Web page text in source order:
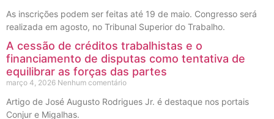
As inscrições podem ser feitas até 19 de maio. Congresso será
realizada em agosto, no Tribunal Superior do Trabalho.
A cessão de créditos trabalhistas e o
financiamento de disputas como tentativa de
equilibrar as forças das partes
março 4, 2026 Nenhum comentário
Artigo de José Augusto Rodrigues Jr. é destaque nos portais
Conjur e Migalhas.